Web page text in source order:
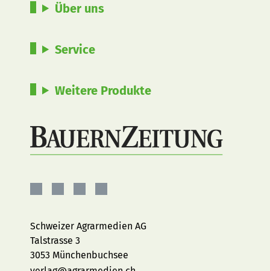
Über uns
Service
Weitere Produkte
Facebook
Instagram
YouTubeLinkedIn
Schweizer Agrarmedien AG
Talstrasse 3
3053 Münchenbuchsee